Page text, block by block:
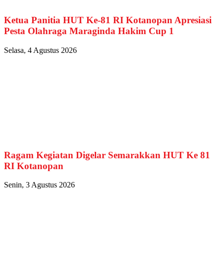
Ketua Panitia HUT Ke-81 RI Kotanopan Apresiasi
Pesta Olahraga Maraginda Hakim Cup 1
Selasa, 4 Agustus 2026
Ragam Kegiatan Digelar Semarakkan HUT Ke 81
RI Kotanopan
Senin, 3 Agustus 2026